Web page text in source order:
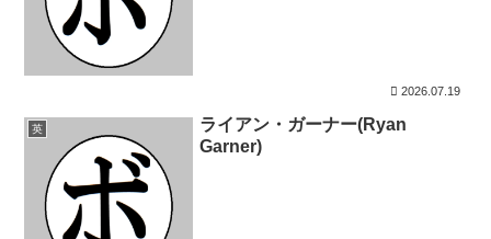
2026.07.19
英
ライアン・ガーナー(Ryan
Garner)